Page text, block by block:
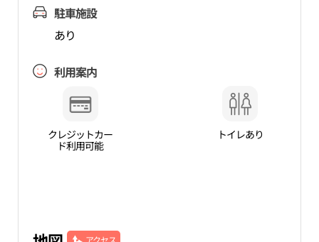
駐車施設
あり
利用案内
クレジットカー
ド利用可能
トイレあり
アクセス